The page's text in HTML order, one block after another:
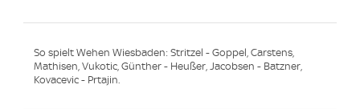
So spielt Wehen Wiesbaden: Stritzel - Goppel, Carstens,
Mathisen, Vukotic, Günther - Heußer, Jacobsen - Batzner,
Kovacevic - Prtajin.